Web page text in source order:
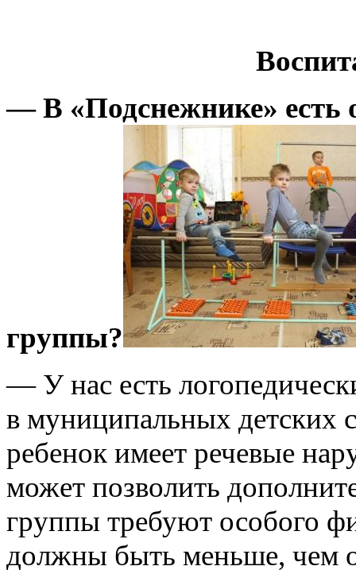
— В «Подснежнике» есть
группы?
— У нас есть
в муниципальных детских
ребенок имеет речевые
может позволить
группы требуют особого
должны быть меньше, чем